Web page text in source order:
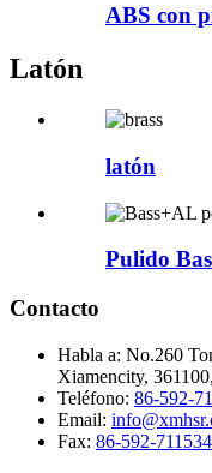
ABS con
Latón
latón
Pulido
Contacto
Habla a: No.260
Xiamencity,
Teléfono: 86-592-
Email:
Fax: 86-592-